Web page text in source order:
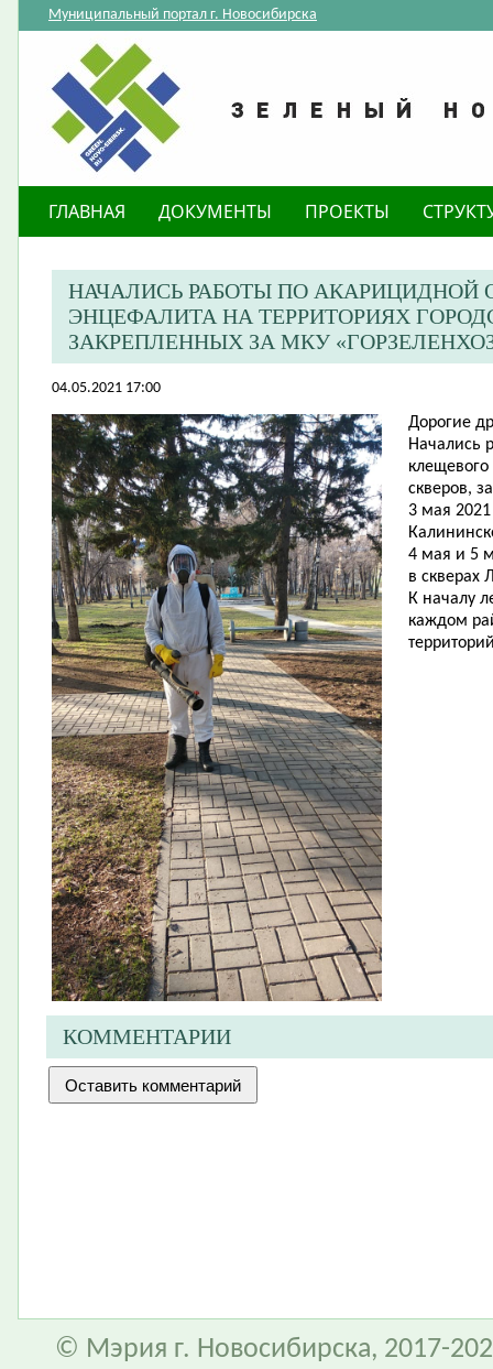
Муниципальный портал г. Новосибирска
ГЛАВНАЯ ДОКУМЕНТЫ ПРОЕКТЫ
НАЧАЛИСЬ РАБОТЫ ПО АКАРИЦИДНОЙ
ЭНЦЕФАЛИТА НА ТЕРРИТОРИЯХ
ЗАКРЕПЛЕННЫХ ЗА МКУ
04.05.2021 17:00
Дорогие
Начались
клещевого
скверов,
3 мая
4 мая и 5
в скверах
К началу
каждом
КОММЕНТАРИИ
© Мэрия г. Новосибирска, 2017-